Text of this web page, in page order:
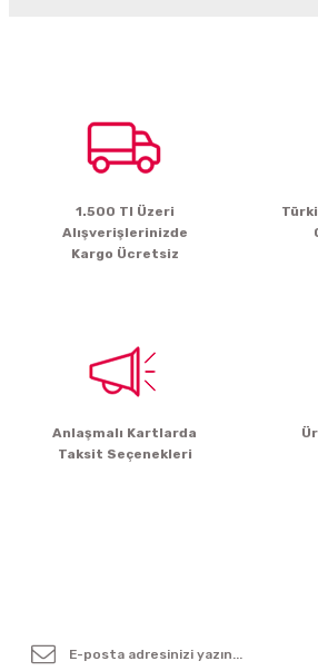
Ürün resmi kalitesiz, bozuk veya
Ürün fiyatı diğer sitelerden daha pahalı.
1.500 Tl Üzeri
Alışverişlerinizde
Kargo Ücretsiz
Anlaşmalı Kartlarda
Taksit Seçenekleri